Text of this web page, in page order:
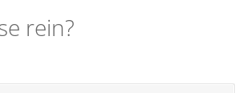
rein?